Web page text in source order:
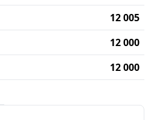
12 005
12 000
12 000